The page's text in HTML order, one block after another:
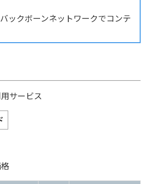
ックボーンネットワークでコンテ
サービス